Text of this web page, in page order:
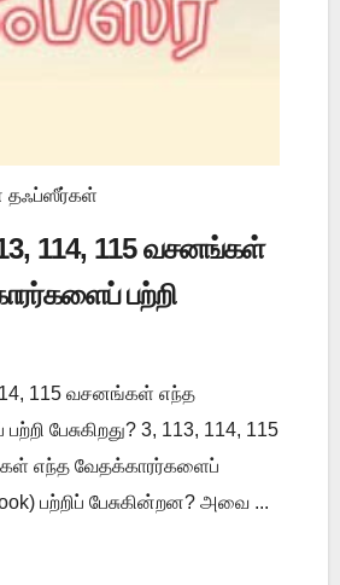
தஃப்ஸீர்கள்
114, 115 வசனங்கள்
பற்றி
115 வசனங்கள் எந்த
பேசுகிறது? 3, 113, 114, 115
எந்த வேதக்காரர்களைப்
பற்றிப் பேசுகின்றன? அவை ...